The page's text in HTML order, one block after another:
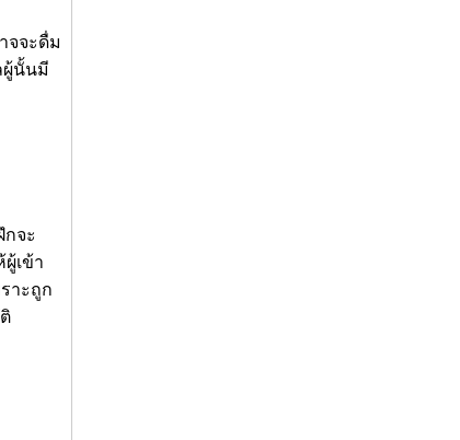
จจะดื่ม
ผู้นั้นมี
จะ
เข้า
าะถูก